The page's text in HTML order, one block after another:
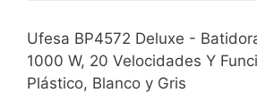
Ufesa BP4572 Deluxe -
1000 W, 20 Velocidades Y
Plástico, Blanco y Gris